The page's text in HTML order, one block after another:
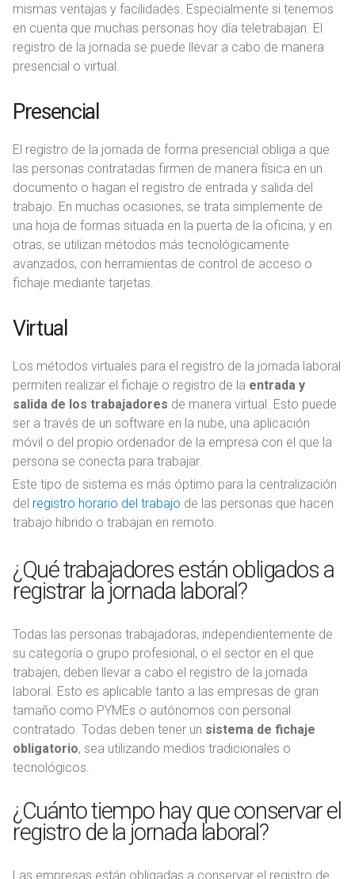
mismas ventajas y facilidades. Especialmente si tenemos
en cuenta que muchas personas hoy día teletrabajan. El
registro de la jornada se puede llevar a cabo de manera
presencial o virtual.
Presencial
El registro de la jornada de forma presencial obliga a que
las personas contratadas firmen de manera física en un
documento o hagan el registro de entrada y salida del
trabajo. En muchas ocasiones, se trata simplemente de
una hoja de formas situada en la puerta de la oficina, y en
otras, se utilizan métodos más tecnológicamente
avanzados, con herramientas de control de acceso o
fichaje mediante tarjetas.
Virtual
Los métodos virtuales para el registro de la jornada laboral
permiten realizar el fichaje o registro de la entrada y
salida de los trabajadores de manera virtual. Esto puede
ser a través de un software en la nube, una aplicación
móvil o del propio ordenador de la empresa con el que la
persona se conecta para trabajar.
Este tipo de sistema es más óptimo para la centralización
del registro horario del trabajo de las personas que hacen
trabajo híbrido o trabajan en remoto.
¿Qué trabajadores están obligados a
registrar la jornada laboral?
Todas las personas trabajadoras, independientemente de
su categoría o grupo profesional, o el sector en el que
trabajen, deben llevar a cabo el registro de la jornada
laboral. Esto es aplicable tanto a las empresas de gran
tamaño como PYMEs o autónomos con personal
contratado. Todas deben tener un sistema de fichaje
obligatorio, sea utilizando medios tradicionales o
tecnológicos.
¿Cuánto tiempo hay que conservar el
registro de la jornada laboral?
Las empresas están obligadas a conservar el registro de